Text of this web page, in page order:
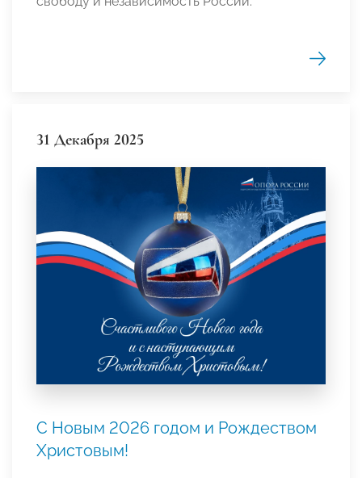
31 Декабря 2025
C Новым 2026 годом и Рождеством
Христовым!